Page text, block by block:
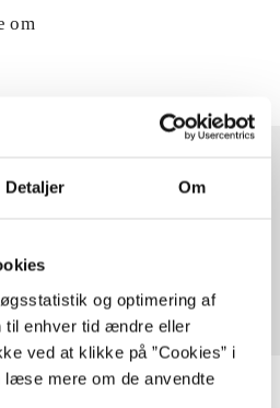
Detaljer Om
og optimering af
til enhver tid ændre eller
ved at klikke på ”Cookies” i
læse mere om de anvendte
om
emner